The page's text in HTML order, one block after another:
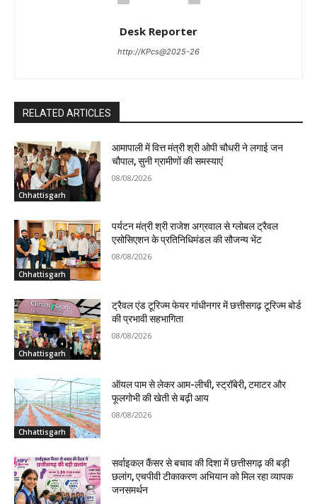
Desk Reporter
http://KPcs@2025-26
RELATED ARTICLES
Chhattisgarh
आमापाली में वित्त मंत्री श्री ओपी चौधरी ने लगाई जन
चौपाल, सुनी ग्रामीणों की समस्याएं
08/08/2026
Chhattisgarh
पर्यटन मंत्री श्री राजेश अग्रवाल से ग्लोबल ट्रैवल
एसोसिएशन के प्रतिनिधिमंडल की सौजन्य भेंट
08/08/2026
Chhattisgarh
ट्रैवल एंड टूरिज्म फेयर गांधीनगर में छत्तीसगढ़ टूरिज्म बोर्ड
की प्रभावी सहभागिता
08/08/2026
Chhattisgarh
ऑयल पाम से लेकर आम-लीची, स्ट्रॉबेरी, टमाटर और
फूलगोभी की खेती से बढ़ी आय
08/08/2026
सर्वाइकल कैंसर से बचाव की दिशा में छत्तीसगढ़ की बड़ी
छलांग, एचपीवी टीकाकरण अभियान को मिल रहा व्यापक
जनसमर्थन